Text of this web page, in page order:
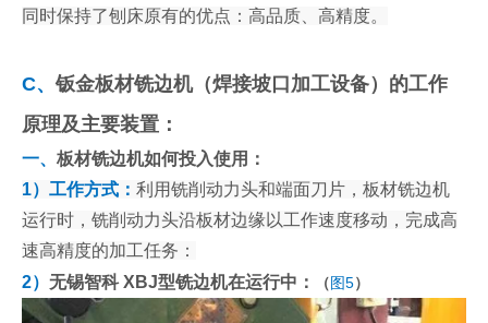
同时保持了刨床原有的优点：高品质、高精度。
C、钣金板材铣边机（焊接坡口加工设备）的工作
原理及主要装置：
一、 板材铣边机如何投入使用：
1）工作方式： 利用铣削动力头和端面刀片，板材铣边机
运行时，铣削动力头沿板材边缘以工作速度移动，完成高
速高精度的加工任务：
2） 无锡智科 XBJ型铣边机在运行中： （图5）